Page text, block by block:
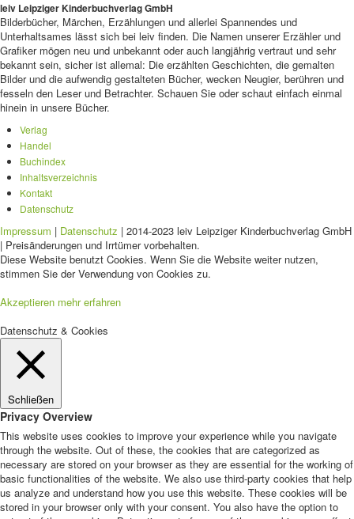
leiv Leipziger Kinderbuchverlag GmbH
Bilderbücher, Märchen, Erzählungen und allerlei Spannendes und
Unterhaltsames lässt sich bei leiv finden. Die Namen unserer Erzähler und
Grafiker mögen neu und unbekannt oder auch langjährig vertraut und sehr
bekannt sein, sicher ist allemal: Die erzählten Geschichten, die gemalten
Bilder und die aufwendig gestalteten Bücher, wecken Neugier, berühren und
fesseln den Leser und Betrachter. Schauen Sie oder schaut einfach einmal
hinein in unsere Bücher.
Verlag
Handel
Buchindex
Inhaltsverzeichnis
Kontakt
Datenschutz
Impressum | Datenschutz | 2014-2023 leiv Leipziger Kinderbuchverlag GmbH
| Preisänderungen und Irrtümer vorbehalten.
Diese Website benutzt Cookies. Wenn Sie die Website weiter nutzen,
stimmen Sie der Verwendung von Cookies zu.
Akzeptieren mehr erfahren
Datenschutz & Cookies
Schließen
Privacy Overview
This website uses cookies to improve your experience while you navigate
through the website. Out of these, the cookies that are categorized as
necessary are stored on your browser as they are essential for the working of
basic functionalities of the website. We also use third-party cookies that help
us analyze and understand how you use this website. These cookies will be
stored in your browser only with your consent. You also have the option to